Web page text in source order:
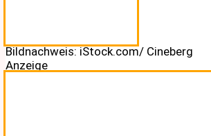
Bildnachweis: iStock.com/ Cineberg
Anzeige